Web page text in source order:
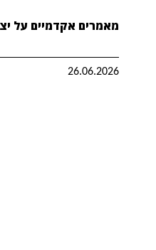
מאמרים אקדמיים על
26.06.2026